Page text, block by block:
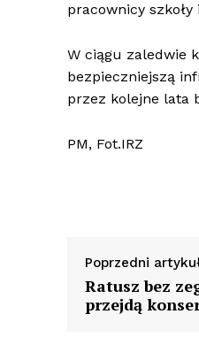
pracownicy
W ciągu zaledwie
bezpieczniejszą
przez kolejne lata
PM, Fot.IRZ
Poprzedni
Ratusz bez
przejdą